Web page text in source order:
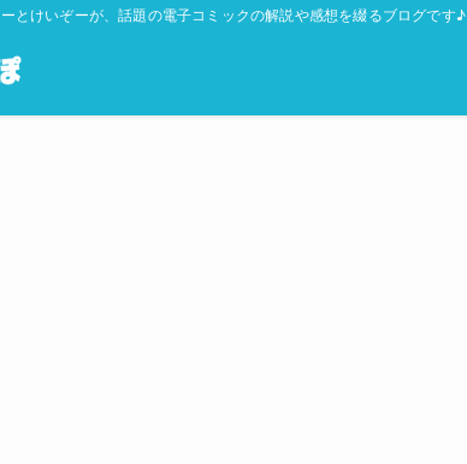
とけいぞーが、話題の電子コミックの解説や感想を綴るブログです♪